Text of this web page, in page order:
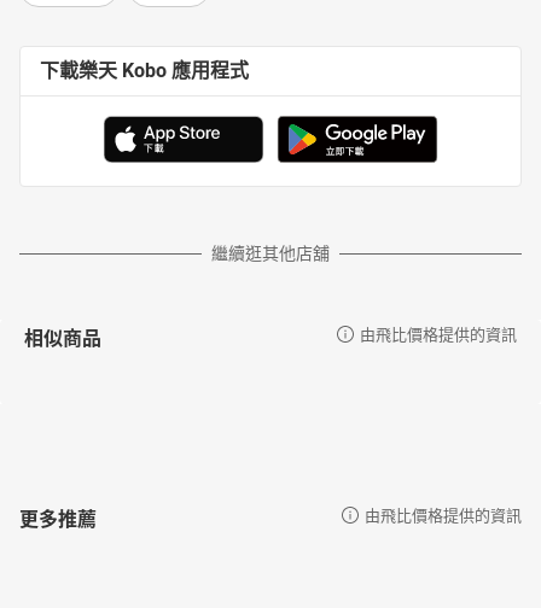
下載樂天 Kobo 應用程式
繼續逛其他店舖
相似商品 由飛比價格提供的資訊
更多推薦 由飛比價格提供的資訊